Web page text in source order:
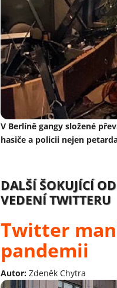
V Berlíně gangy složené
hasiče a policii nejen
DALŠÍ ŠOKUJÍCÍ
VEDENÍ TWITTERU
Twitter
pandemii
Autor: Zdeněk Chytra